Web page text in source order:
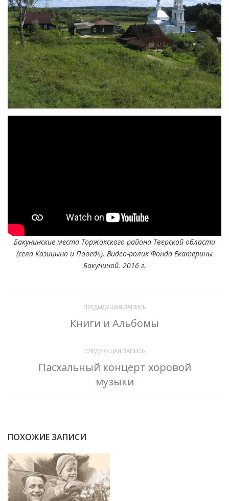
Бакунинские места Торжокского района Тверской области
(села Казицыно и Поведь). Видео-ролик Фонда Екатерины
Бакуниной. 2016 г.
ПРЕДЫДУЩАЯ ЗАПИСЬ
Книги и Альбомы
СЛЕДУЮЩАЯ ЗАПИСЬ
Пасхальный концерт хоровой
музыки
ПОХОЖИЕ ЗАПИСИ